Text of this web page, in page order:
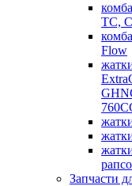
TC,
Flow
Запчасти